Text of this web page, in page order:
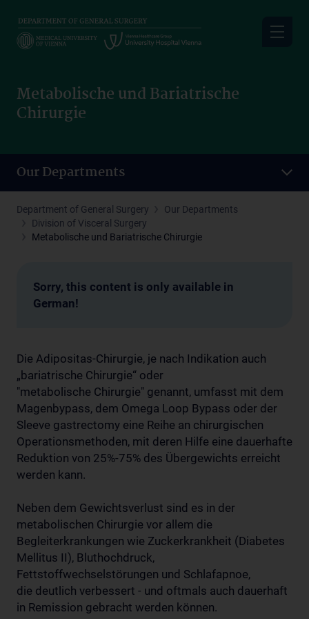
main
Metabolische und Bariatrische
Chirurgie
Our Departments
Department of General Surgery
Our Departments
Division of Visceral Surgery
Metabolische und Bariatrische Chirurgie
Sorry, this content is only available in
German!
Die Adipositas-Chirurgie, je nach Indikation auch
„bariatrische Chirurgie“ oder
"metabolische Chirurgie" genannt, umfasst mit dem
Magenbypass, dem Omega Loop Bypass oder der
Sleeve gastrectomy eine Reihe an chirurgischen
Operationsmethoden, mit deren Hilfe eine dauerhafte
Reduktion von 25%-75% des Übergewichts erreicht
werden kann.
Neben dem Gewichtsverlust sind es in der
metabolischen Chirurgie vor allem die
Begleiterkrankungen wie Zuckerkrankheit (Diabetes
Mellitus II), Bluthochdruck,
Fettstoffwechselstörungen und Schlafapnoe,
die deutlich verbessert - und oftmals auch dauerhaft
in Remission gebracht werden können.